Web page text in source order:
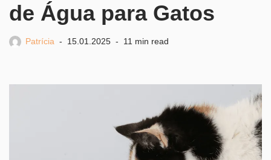
de Água para Gatos
Patrícia 15.01.2025 11 min read